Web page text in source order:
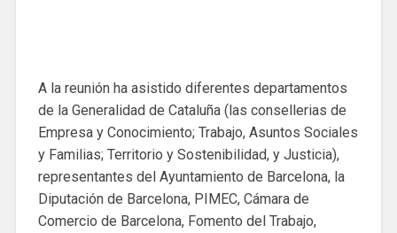
A la reunión ha asistido diferentes departamentos
de la Generalidad de Cataluña (las consellerias de
Empresa y Conocimiento; Trabajo, Asuntos Sociales
y Familias; Territorio y Sostenibilidad, y Justicia),
representantes del Ayuntamiento de Barcelona, ​​la
Diputación de Barcelona, PIMEC, Cámara de
Comercio de Barcelona, ​​Fomento del Trabajo,